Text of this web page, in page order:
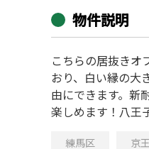
物件説明
こちらの居抜きオ
おり、白い縁の大
由にできます。新
楽しめます！八王
練馬区 京